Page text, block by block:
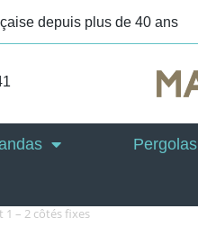
depuis plus de 40 ans
Pergolas
1 – 2 côtés fixes